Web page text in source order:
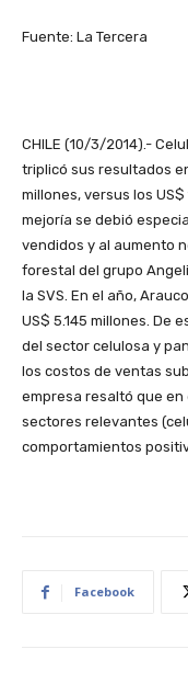
Fuente: La Tercera
CHILE (10/3/2014).-
triplicó sus resultados
millones, versus los
mejoría se debió
vendidos y al aumento
forestal del grupo
la SVS. En el año,
US$ 5.145 millones. De
del sector celulosa y
los costos de ventas
empresa resaltó que en
sectores relevantes
comportamientos
Facebook